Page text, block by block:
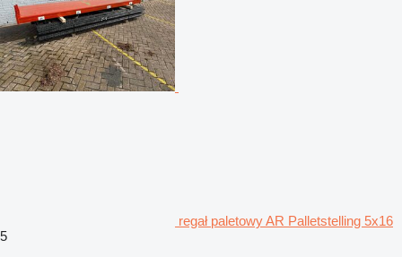
regał paletowy AR Palletstelling 5x16
5